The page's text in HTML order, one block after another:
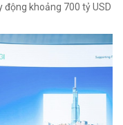
khoảng 700 tỷ USD